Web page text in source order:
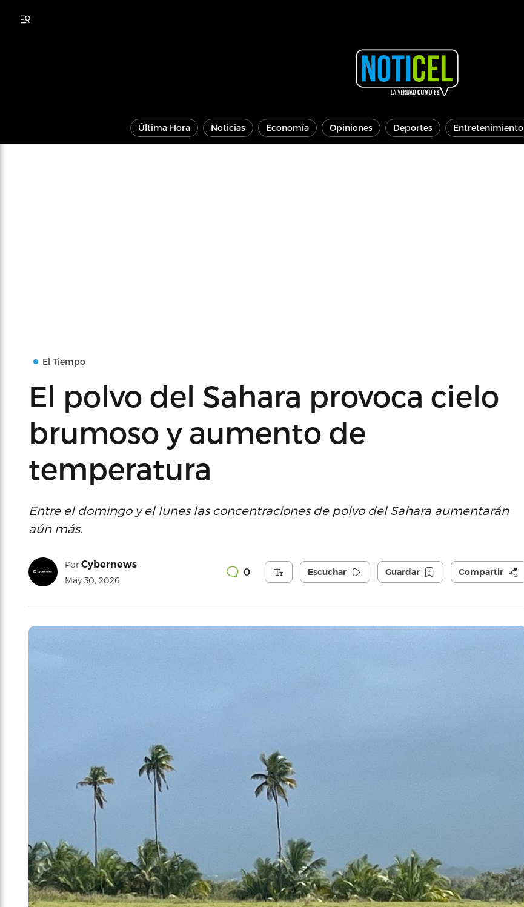
Última Hora Noticias Economía Opiniones Deportes Entretenimiento
El Tiempo
El polvo del Sahara provoca cielo
brumoso y aumento de
temperatura
Entre el domingo y el lunes las concentraciones de polvo del Sahara aumentarán
aún más.
Por Cybernews
May 30, 2026
0 Escuchar Guardar Compartir